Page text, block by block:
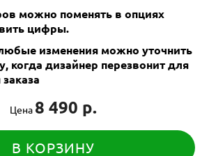
можно поменять в опциях
цифры.
изменения можно уточнить
когда дизайнер перезвонит для
Цена 8 490 р.
В КОРЗИНУ